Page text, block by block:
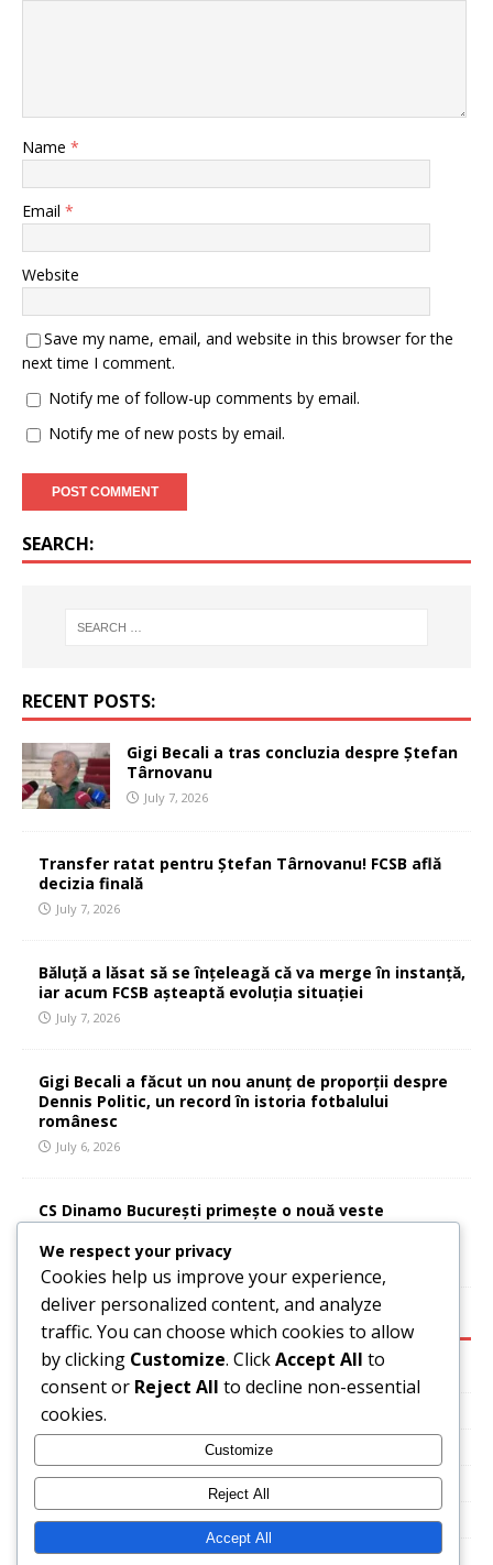
Name *
Email *
Website
Save my name, email, and website in this browser for the
next time I comment.
Notify me of follow-up comments by email.
Notify me of new posts by email.
SEARCH:
RECENT POSTS:
Gigi Becali a tras concluzia despre Ștefan
Târnovanu
July 7, 2026
Transfer ratat pentru Ștefan Târnovanu! FCSB află
decizia finală
July 7, 2026
Băluță a lăsat să se înțeleagă că va merge în instanță,
iar acum FCSB așteaptă evoluția situației
July 7, 2026
Gigi Becali a făcut un nou anunț de proporții despre
Dennis Politic, un record în istoria fotbalului
românesc
July 6, 2026
CS Dinamo București primește o nouă veste
extraordinară și extrem de importantă
July 6, 2026
CATEGORIES:
Basketball
News
Tennis
Uncategorized
We respect your privacy
Cookies help us improve your experience,
deliver personalized content, and analyze
traffic. You can choose which cookies to allow
by clicking Customize. ClickAccept All to
consent or Reject All to decline non-essential
cookies.
Customize
Reject All
Accept All